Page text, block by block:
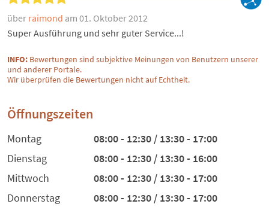
über raimond am 01. Oktober 2012
Super Ausführung und sehr guter Service...!
INFO: Bewertungen sind subjektive Meinungen von Benutzern unserer
und anderer Portale.
Wir überprüfen die Bewertungen nicht auf Echtheit.
Öffnungszeiten
Montag
08:00 - 12:30 / 13:30 - 17:00
Dienstag
08:00 - 12:30 / 13:30 - 16:00
Mittwoch
08:00 - 12:30 / 13:30 - 17:00
Donnerstag
08:00 - 12:30 / 13:30 - 17:00